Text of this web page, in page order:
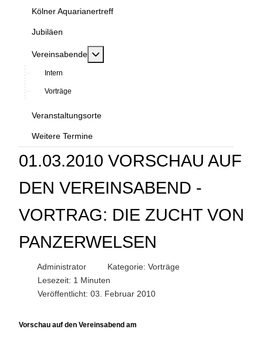
Kölner Aquarianertreff
Jubiläen
Vereinsabende MOD_MENU_TOGGLE_SUBMENU_LABEL
Intern
Vorträge
Veranstaltungsorte
Weitere Termine
01.03.2010 VORSCHAU AUF
DEN VEREINSABEND -
VORTRAG: DIE ZUCHT VON
PANZERWELSEN
Administrator Kategorie: Vorträge
Lesezeit: 1 Minuten
Veröffentlicht: 03. Februar 2010
Vorschau auf den Vereinsabend am